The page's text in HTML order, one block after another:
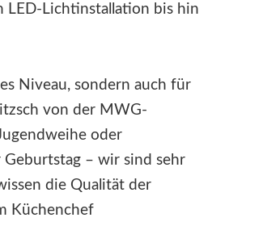
LED-Lichtinstallation bis hin
Niveau, sondern auch für
von der MWG-
oder
Geburtstag – wir sind sehr
die Qualität der
Küchenchef